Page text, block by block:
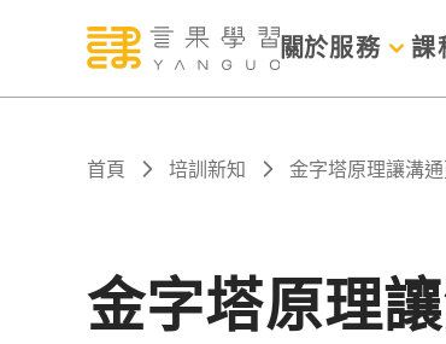
關於服務 課
首頁 培訓新知 金字塔原理讓溝
金字塔原理